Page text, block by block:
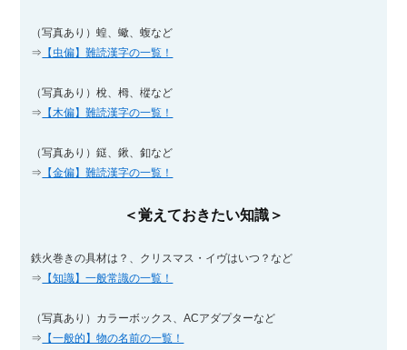
（写真あり）蝗、蠍、蝮など
⇒
【虫偏】難読漢字の一覧！
（写真あり）梲、栂、樅など
⇒
【木偏】難読漢字の一覧！
（写真あり）鎹、鍬、釦など
⇒
【金偏】難読漢字の一覧！
＜覚えておきたい知識＞
鉄火巻きの具材は？、クリスマス・イヴはいつ？など
⇒
【知識】一般常識の一覧！
（写真あり）カラーボックス、ACアダプターなど
⇒
【一般的】物の名前の一覧！